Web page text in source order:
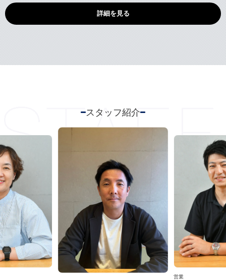
詳細を見る
スタッフ紹介
営業